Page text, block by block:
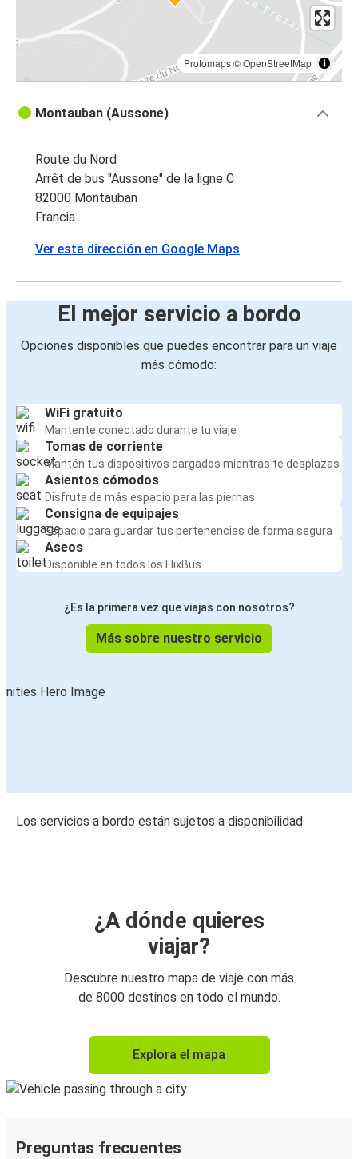
Protomaps©OpenStreetMap
Montauban (Aussone)
Route du Nord
Arrêt de bus "Aussone" de la ligne C
82000 Montauban
Francia
Ver esta dirección en Google Maps
El mejor servicio a bordo
Opciones disponibles que puedes encontrar para un viaje
más cómodo:
WiFi gratuito
Mantente conectado durante tu viaje
Tomas de corriente
Mantén tus dispositivos cargados mientras te desplazas
Asientos cómodos
Disfruta de más espacio para las piernas
Consigna de equipajes
Espacio para guardar tus pertenencias de forma segura
Aseos
Disponible en todos los FlixBus
¿Es la primera vez que viajas con nosotros?
Más sobre nuestro servicio
Los servicios a bordo están sujetos a disponibilidad
¿A dónde quieres
viajar?
Descubre nuestro mapa de viaje con más
de 8000 destinos en todo el mundo.
Explora el mapa
Preguntas frecuentes